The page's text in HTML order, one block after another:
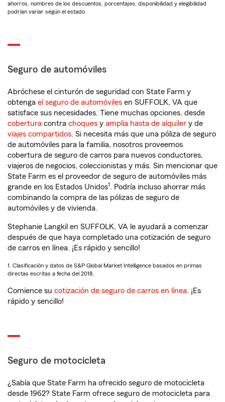
ahorros, nombres de los descuentos, porcentajes, disponibilidad y elegibilidad
podrían variar según el estado.
Seguro de automóviles
Abróchese el cinturón de seguridad con State Farm y
obtenga el seguro de automóviles en SUFFOLK, VA que
satisface sus necesidades. Tiene muchas opciones, desde
cobertura contra choques y amplia hasta de alquiler y de
viajes compartidos. Si necesita más que una póliza de seguro
de automóviles para la familia, nosotros proveemos
cobertura de seguro de carros para nuevos conductores,
viajeros de negocios, coleccionistas y más. Sin mencionar que
State Farm es el proveedor de seguro de automóviles más
grande en los Estados Unidos1. Podría incluso ahorrar más
combinando la compra de las pólizas de seguro de
automóviles y de vivienda.
Stephanie Langkil en SUFFOLK, VA le ayudará a comenzar
después de que haya completado una cotización de seguro
de carros en línea. ¡Es rápido y sencillo!
1. Clasificación y datos de S&P Global Market Intelligence basados en primas
directas escritas a fecha del 2018.
Comience su cotización de seguro de carros en línea. ¡Es
rápido y sencillo!
Seguro de motocicleta
¿Sabía que State Farm ha ofrecido seguro de motocicleta
desde 1962? State Farm ofrece seguro de motocicleta para